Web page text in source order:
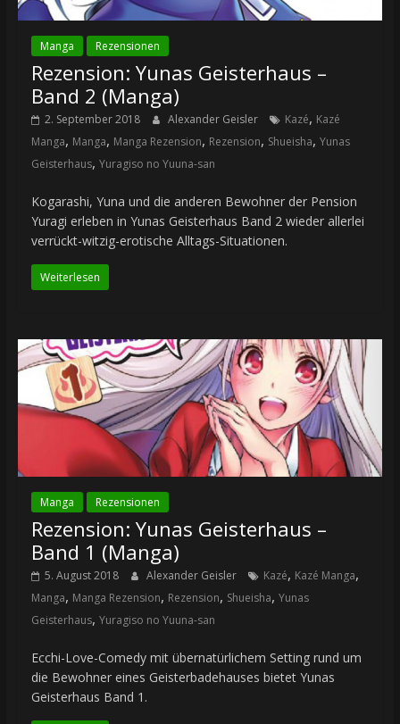
Manga Rezensionen
Rezension: Yunas Geisterhaus –
Band 2 (Manga)
2. September 2018 Alexander Geisler Kazé, Kazé
Manga, Manga, Manga Rezension, Rezension, Shueisha, Yunas
Geisterhaus, Yuragiso no Yuuna-san
Kogarashi, Yuna und die anderen Bewohner der Pension
Yuragi erleben in Yunas Geisterhaus Band 2 wieder allerlei
verrückt-witzig-erotische Alltags-Situationen.
Weiterlesen
Manga Rezensionen
Rezension: Yunas Geisterhaus –
Band 1 (Manga)
5. August 2018 Alexander Geisler Kazé, Kazé Manga,
Manga, Manga Rezension, Rezension, Shueisha, Yunas
Geisterhaus, Yuragiso no Yuuna-san
Ecchi-Love-Comedy mit übernatürlichem Setting rund um
die Bewohner eines Geisterbadehauses bietet Yunas
Geisterhaus Band 1.